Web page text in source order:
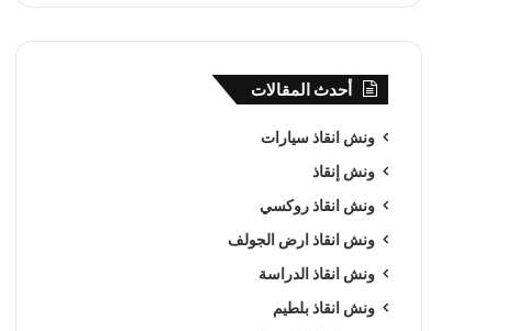
أحدث المقالات
ونش انقاذ سيارات
ونش إنقاذ
ونش انقاذ روكسي
ونش انقاذ ارض الجولف
ونش انقاذ الدراسة
ونش انقاذ بلطيم